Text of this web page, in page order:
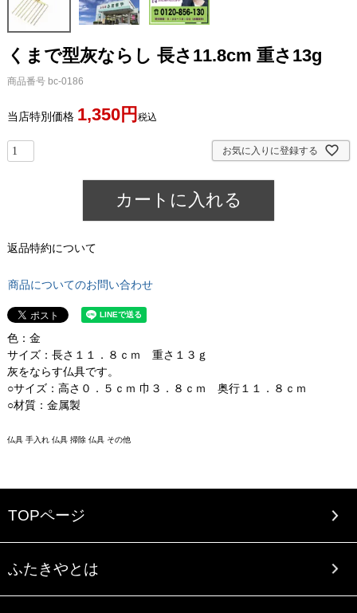
くまで型灰ならし 長さ11.8cm 重さ13g
商品番号 bc-0186
当店特別価格 1,350 税込
お気に入りに登録する
カートに入れる
返品特約について
商品についてのお問い合わせ
色：金
サイズ：長さ１１．８ｃｍ 重さ１３ｇ
灰をならす仏具です。
○サイズ：高さ０．５ｃｍ 巾３．８ｃｍ 奥行１１．８ｃｍ
○材質：金属製
仏具 手入れ 仏具 掃除 仏具 その他
TOPページ
ふたきやとは